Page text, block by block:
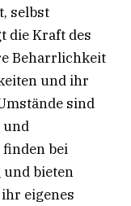
selbst
die Kraft des
Beharrlichkeit
und ihr
sind
und
finden bei
bieten
eigenes